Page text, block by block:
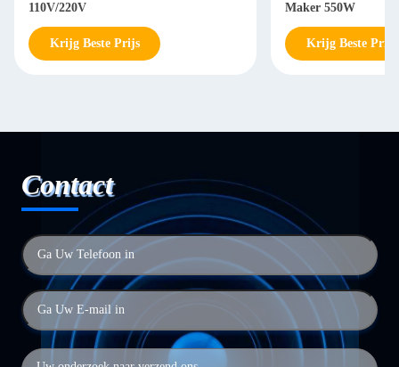
110V/220V
Krijg Beste Prijs
Maker 550W
Krijg Beste Prijs
Contact